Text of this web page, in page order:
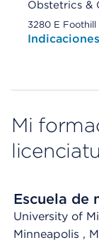
Obstetrics &
3280 E Foothill
Indicaciones
Mi
Escuela de
University of
Minneapolis ,